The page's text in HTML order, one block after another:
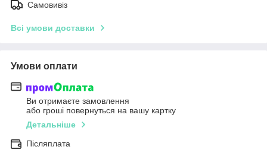
Самовивіз
Всі умови доставки
Умови оплати
Ви отримаєте замовлення
або гроші повернуться на вашу картку
Детальніше
Післяплата